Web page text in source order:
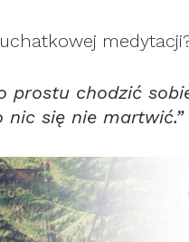
prostu chodzić
nic się nie martwić.”